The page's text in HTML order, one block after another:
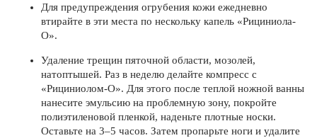
Для предупреждения огрубения кожи ежедневно
втирайте в эти места по нескольку капель «Рициниола-
О».
Удаление трещин пяточной области, мозолей,
натоптышей. Раз в неделю делайте компресс с
«Рициниолом-О». Для этого после теплой ножной ванны
нанесите эмульсию на проблемную зону, покройте
полиэтиленовой пленкой, наденьте плотные носки.
Оставьте на 3–5 часов. Затем пропарьте ноги и удалите